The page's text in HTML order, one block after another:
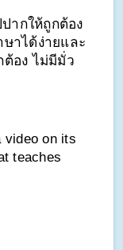
ากให้ถูกต้อง
ษาได้ง่ายและ
ต้อง ไม่มีมั่ว